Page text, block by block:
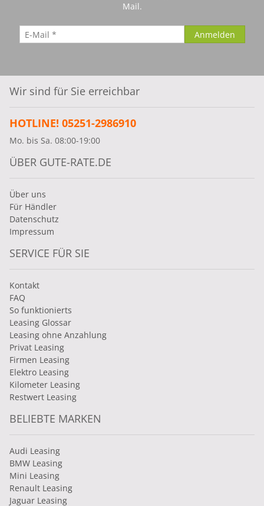
Mail.
Wir sind für Sie erreichbar
HOTLINE! 05251-2986910
Mo. bis Sa. 08:00-19:00
ÜBER GUTE-RATE.DE
Über uns
Für Händler
Datenschutz
Impressum
SERVICE FÜR SIE
Kontakt
FAQ
So funktionierts
Leasing Glossar
Leasing ohne Anzahlung
Privat Leasing
Firmen Leasing
Elektro Leasing
Kilometer Leasing
Restwert Leasing
BELIEBTE MARKEN
Audi Leasing
BMW Leasing
Mini Leasing
Renault Leasing
Jaguar Leasing